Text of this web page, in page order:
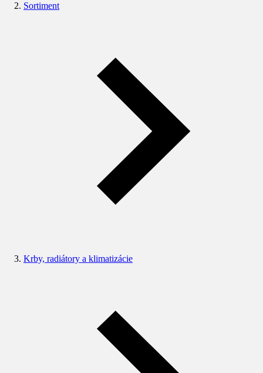
Sortiment
Krby, radiátory a klimatizácie